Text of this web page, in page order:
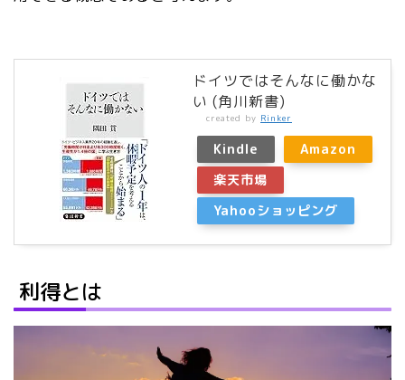
ドイツではそんなに働かな
い (角川新書)
created by Rinker
Kindle
Amazon
楽天市場
Yahooショッピング
利得とは